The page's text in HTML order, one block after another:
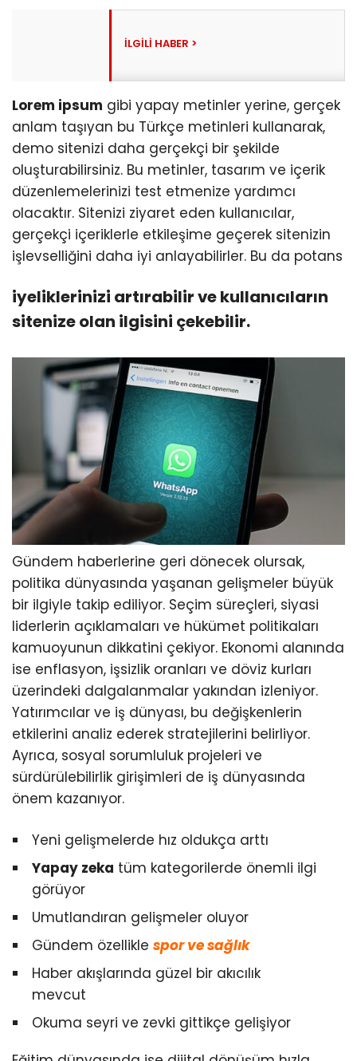
Lorem ipsum gibi yapay metinler yerine, gerçek
anlam taşıyan bu Türkçe metinleri kullanarak,
demo sitenizi daha gerçekçi bir şekilde
oluşturabilirsiniz. Bu metinler, tasarım ve içerik
düzenlemelerinizi test etmenize yardımcı
olacaktır. Sitenizi ziyaret eden kullanıcılar,
gerçekçi içeriklerle etkileşime geçerek sitenizin
işlevselliğini daha iyi anlayabilirler. Bu da potans
iyeliklerinizi artırabilir ve kullanıcıların
sitenize olan ilgisini çekebilir.
Gündem haberlerine geri dönecek olursak,
politika dünyasında yaşanan gelişmeler büyük
bir ilgiyle takip ediliyor. Seçim süreçleri, siyasi
liderlerin açıklamaları ve hükümet politikaları
kamuoyunun dikkatini çekiyor. Ekonomi alanında
ise enflasyon, işsizlik oranları ve döviz kurları
üzerindeki dalgalanmalar yakından izleniyor.
Yatırımcılar ve iş dünyası, bu değişkenlerin
etkilerini analiz ederek stratejilerini belirliyor.
Ayrıca, sosyal sorumluluk projeleri ve
sürdürülebilirlik girişimleri de iş dünyasında
önem kazanıyor.
Yeni gelişmelerde hız oldukça arttı
Yapay zeka tüm kategorilerde önemli ilgi
görüyor
Umutlandıran gelişmeler oluyor
Gündem özellikle spor ve sağlık
Haber akışlarında güzel bir akıcılık
mevcut
Okuma seyri ve zevki gittikçe gelişiyor